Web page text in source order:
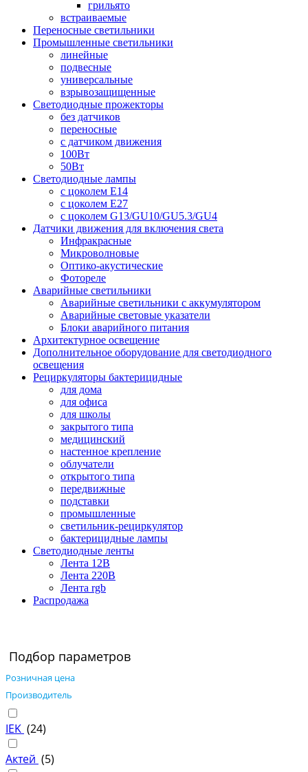
грильято
встраиваемые
Переносные светильники
Промышленные светильники
линейные
подвесные
универсальные
взрывозащищенные
Светодиодные прожекторы
без датчиков
переносные
с датчиком движения
100Вт
50Вт
Светодиодные лампы
с цоколем E14
с цоколем E27
с цоколем G13/GU10/GU5.3/GU4
Датчики движения для включения света
Инфракрасные
Микроволновые
Оптико-акустические
Фотореле
Аварийные светильники
Аварийные светильники с аккумулятором
Аварийные световые указатели
Блоки аварийного питания
Архитектурное освещение
Дополнительное оборудование для светодиодного
освещения
Рециркуляторы бактерицидные
для дома
для офиса
для школы
закрытого типа
медицинский
настенное крепление
облучатели
открытого типа
передвижные
подставки
промышленные
светильник-рециркулятор
бактерицидные лампы
Светодиодные ленты
Лента 12В
Лента 220В
Лента rgb
Распродажа
Подбор параметров
Розничная цена
Производитель
IEK (24)
Актей (5)